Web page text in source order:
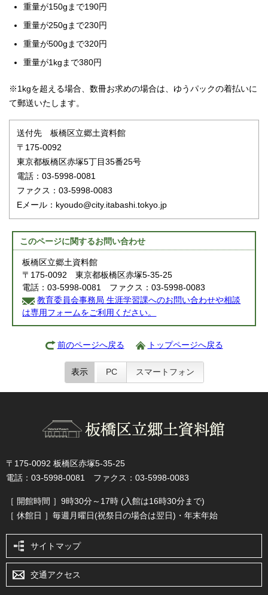
重量が150gまで190円
重量が250gまで230円
重量が500gまで320円
重量が1kgまで380円
※1kgを超える場合、数冊お求めの場合は、ゆうパックの着払いに
て郵送いたします。
送付先 板橋区立郷土資料館
〒175-0092
東京都板橋区赤塚5丁目35番25号
電話：03-5998-0081
ファクス：03-5998-0083
Eメール：kyoudo@city.itabashi.tokyo.jp
このページに関するお問い合わせ
板橋区立郷土資料館
〒175-0092 東京都板橋区赤塚5-35-25
電話：03-5998-0081 ファクス：03-5998-0083
教育委員会事務局 生涯学習課へのお問い合わせや相談
は専用フォームをご利用ください。
前のページへ戻る トップページへ戻る
表示 PC スマートフォン
〒175-0092 板橋区赤塚5-35-25
電話：03-5998-0081 ファクス：03-5998-0083
［ 開館時間 ］9時30分～17時 (入館は16時30分まで)
［ 休館日 ］毎週月曜日(祝祭日の場合は翌日)・年末年始
サイトマップ
交通アクセス